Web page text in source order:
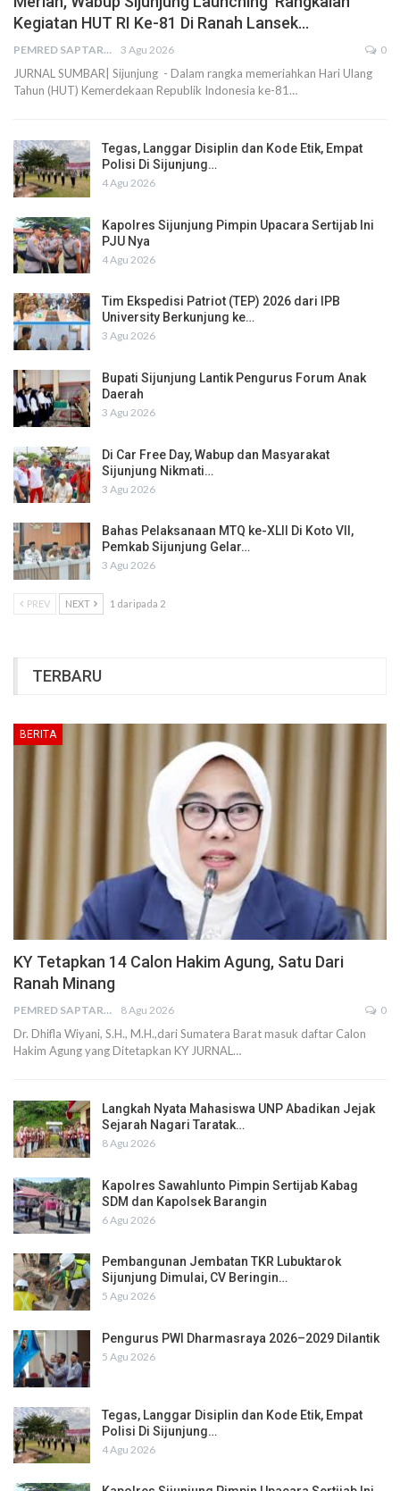
Kegiatan HUT RI Ke-81 Di Ranah Lansek…
PEMRED SAPTARIUS 3 Agu 2026 0
JURNAL SUMBAR| Sijunjung - Dalam rangka memeriahkan Hari Ulang
Tahun (HUT) Kemerdekaan Republik Indonesia ke-81…
Tegas, Langgar Disiplin dan Kode Etik, Empat
Polisi Di Sijunjung…
4 Agu 2026
Kapolres Sijunjung Pimpin Upacara Sertijab Ini
PJU Nya
4 Agu 2026
Tim Ekspedisi Patriot (TEP) 2026 dari IPB
University Berkunjung ke…
3 Agu 2026
Bupati Sijunjung Lantik Pengurus Forum Anak
Daerah
3 Agu 2026
Di Car Free Day, Wabup dan Masyarakat
Sijunjung Nikmati…
3 Agu 2026
Bahas Pelaksanaan MTQ ke-XLII Di Koto VII,
Pemkab Sijunjung Gelar…
3 Agu 2026
PREV NEXT 1 daripada 2
TERBARU
BERITA
KY Tetapkan 14 Calon Hakim Agung, Satu Dari
Ranah Minang
PEMRED SAPTARIUS 8 Agu 2026 0
Dr. Dhifla Wiyani, S.H., M.H.,dari Sumatera Barat masuk daftar Calon
Hakim Agung yang Ditetapkan KY JURNAL…
Langkah Nyata Mahasiswa UNP Abadikan Jejak
Sejarah Nagari Taratak…
8 Agu 2026
Kapolres Sawahlunto Pimpin Sertijab Kabag
SDM dan Kapolsek Barangin
6 Agu 2026
Pembangunan Jembatan TKR Lubuktarok
Sijunjung Dimulai, CV Beringin…
5 Agu 2026
Pengurus PWI Dharmasraya 2026–2029 Dilantik
5 Agu 2026
Tegas, Langgar Disiplin dan Kode Etik, Empat
Polisi Di Sijunjung…
4 Agu 2026